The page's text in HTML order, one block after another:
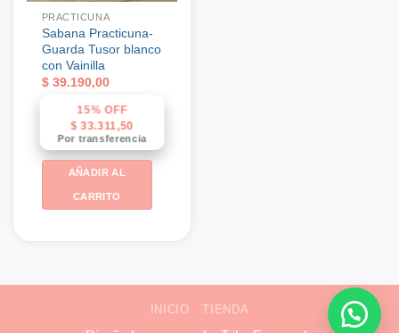
PRACTICUNA
Sabana Practicuna-
Guarda Tusor blanco
con Vainilla
$39.190,00
15% OFF
$ 33.311,50
Por transferencia
AÑADIR AL
CARRITO
INICIO TIENDA